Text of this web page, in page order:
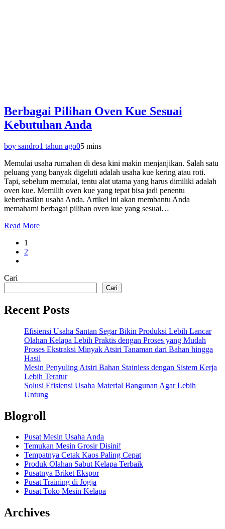
Berbagai Pilihan Oven Kue Sesuai
Kebutuhan Anda
boy sandro1 tahun ago05 mins
Memulai usaha rumahan di desa kini makin menjanjikan. Salah satu
peluang yang banyak digeluti adalah usaha kue kering atau roti.
Tapi, sebelum memulai, tentu alat utama yang harus dimiliki adalah
oven kue. Memilih oven kue yang tepat bisa jadi penentu
keberhasilan usaha Anda. Artikel ini akan membantu Anda
memahami berbagai pilihan oven kue yang sesuai…
Read More
1
2
Cari
Cari
Recent Posts
Efisiensi Usaha Santan Segar Bikin Produksi Lebih Lancar
Olahan Kelapa Lebih Praktis dengan Proses yang Mudah
Proses Ekstraksi Minyak Atsiri Tanaman dari Bahan hingga
Hasil
Mesin Penyuling Atsiri Bahan Stainless dengan Sistem Kerja
Lebih Teratur
Solusi Efisiensi Usaha Material Bangunan Agar Lebih
Untung
Blogroll
Pusat Mesin Usaha Anda
Temukan Mesin Grosir Disini!
Tempatnya Cetak Kaos Paling Cepat
Produk Olahan Sabut Kelapa Terbaik
Pusatnya Briket Ekspor
Pusat Training di Jogja
Pusat Toko Mesin Kelapa
Archives